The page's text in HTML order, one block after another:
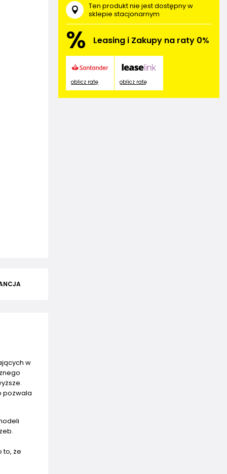
Ten produkt nie jest dostępny w
sklepie stacjonarnym
% Leasing i Zakupy na raty 0%
oblicz ratę oblicz ratę
w
pozwala
to, że